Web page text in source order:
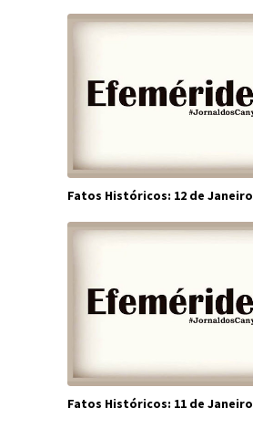
Fatos Históricos: 12 de Janeiro
Fatos Históricos: 11 de Janeiro